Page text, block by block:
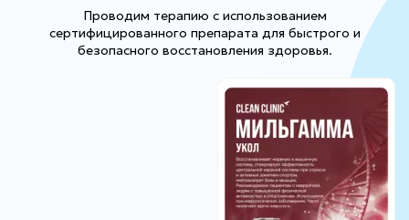
Проводим терапию с использованием
сертифицированного препарата для быстрого и
безопасного восстановления здоровья.